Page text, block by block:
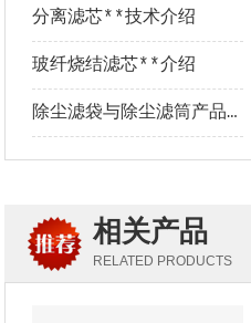
分离滤芯**技术介绍
玻纤烧结滤芯**介绍
除尘滤袋与除尘滤筒产品介绍及优势对比
相关产品
RELATED PRODUCTS